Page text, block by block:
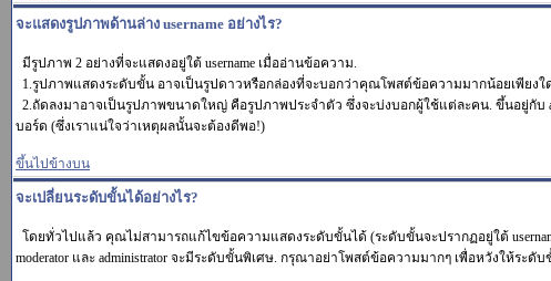
จะแสดงรูปภาพด้านล่าง username อย่างไร?
มีรูปภาพ 2 อย่างที่จะแสดงอยู่ใต้ username เมื่ออ่านข้อความ.
1.รูปภาพแสดงระดับขั้น อาจเป็นรูปดาวหรือกล่องที่จะบอกว่าคุณโพสต์ข้อความมากน้อยเพียงใ
2.ถัดลงมาอาจเป็นรูปภาพขนาดใหญ่ คือรูปภาพประจำตัว ซึ่งจะบ่งบอกผู้ใช้แต่ละคน. ขึ้นอยู่กับ
บอร์ด (ซึ่งเราแน่ใจว่าเหตุผลนั้นจะต้องดีพอ!)
ขึ้นไปข้างบน
จะเปลี่ยนระดับขั้นได้อย่างไร?
โดยทั่วไปแล้ว คุณไม่สามารถแก้ไขข้อความแสดงระดับขั้นได้ (ระดับขั้นจะปรากฏอยู่ใต้
moderator และ administrator จะมีระดับขั้นพิเศษ. กรุณาอย่าโพสต์ข้อความมากๆ เพื่อหวังให้ระ